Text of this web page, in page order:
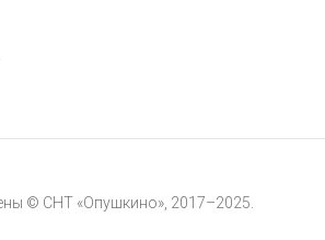
© СНТ «Опушкино», 2017–2025.